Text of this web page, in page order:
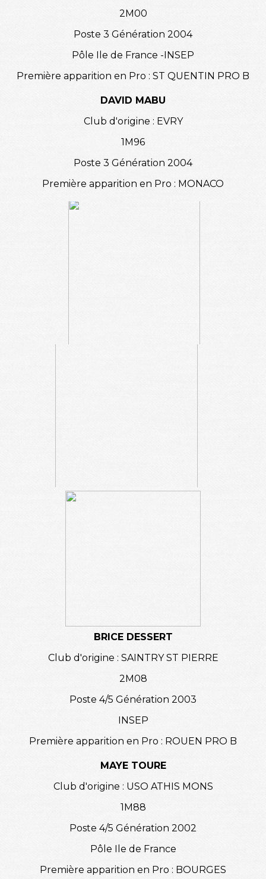
2M00
Poste 3 Génération 2004
Pôle Ile de France -INSEP
Première apparition en Pro : ST QUENTIN PRO B
DAVID MABU
Club d'origine : EVRY
1M96
Poste 3 Génération 2004
Première apparition en Pro : MONACO
BRICE DESSERT
Club d'origine : SAINTRY ST PIERRE
2M08
Poste 4/5 Génération 2003
INSEP
Première apparition en Pro : ROUEN PRO B
MAYE TOURE
Club d'origine : USO ATHIS MONS
1M88
Poste 4/5 Génération 2002
Pôle Ile de France
Première apparition en Pro : BOURGES